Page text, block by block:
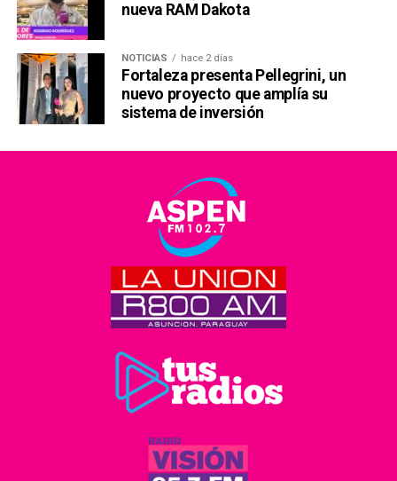
nueva RAM Dakota
NOTICIAS hace 2 días
Fortaleza presenta Pellegrini, un
nuevo proyecto que amplía su
sistema de inversión